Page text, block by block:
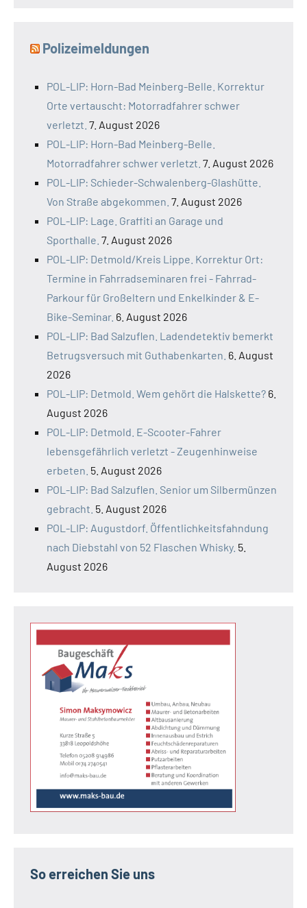
Polizeimeldungen
POL-LIP: Horn-Bad Meinberg-Belle. Korrektur
Orte vertauscht: Motorradfahrer schwer
verletzt. 7. August 2026
POL-LIP: Horn-Bad Meinberg-Belle.
Motorradfahrer schwer verletzt. 7. August 2026
POL-LIP: Schieder-Schwalenberg-Glashütte.
Von Straße abgekommen. 7. August 2026
POL-LIP: Lage. Graffiti an Garage und
Sporthalle. 7. August 2026
POL-LIP: Detmold/Kreis Lippe. Korrektur Ort:
Termine in Fahrradseminaren frei - Fahrrad-
Parkour für Großeltern und Enkelkinder & E-
Bike-Seminar. 6. August 2026
POL-LIP: Bad Salzuflen. Ladendetektiv bemerkt
Betrugsversuch mit Guthabenkarten. 6. August
2026
POL-LIP: Detmold. Wem gehört die Halskette? 6.
August 2026
POL-LIP: Detmold. E-Scooter-Fahrer
lebensgefährlich verletzt - Zeugenhinweise
erbeten. 5. August 2026
POL-LIP: Bad Salzuflen. Senior um Silbermünzen
gebracht. 5. August 2026
POL-LIP: Augustdorf. Öffentlichkeitsfahndung
nach Diebstahl von 52 Flaschen Whisky. 5.
August 2026
So erreichen Sie uns